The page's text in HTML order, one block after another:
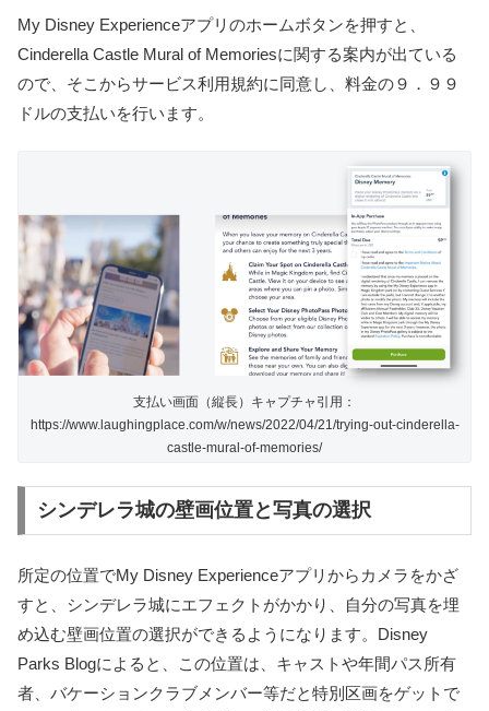
My Disney Experienceアプリのホームボタンを押すと、
Cinderella Castle Mural of Memoriesに関する案内が出ている
ので、そこからサービス利用規約に同意し、料金の９．９９
ドルの支払いを行います。
支払い画面（縦長）キャプチャ引用：
https://www.laughingplace.com/w/news/2022/04/21/trying-out-cinderella-
castle-mural-of-memories/
シンデレラ城の壁画位置と写真の選択
所定の位置でMy Disney Experienceアプリからカメラをかざ
すと、シンデレラ城にエフェクトがかかり、自分の写真を埋
め込む壁画位置の選択ができるようになります。Disney
Parks Blogによると、この位置は、キャストや年間パス所有
者、バケーションクラブメンバー等だと特別区画をゲットで